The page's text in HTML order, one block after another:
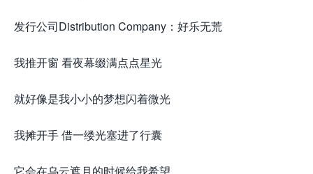
发行公司Distribution Company：好乐无荒
我推开窗 看夜幕缀满点点星光
就好像是我小小的梦想闪着微光
我摊开手 借一缕光塞进了行囊